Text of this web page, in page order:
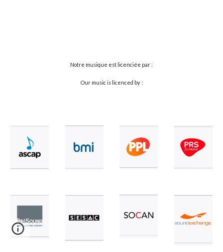
Notre musique est licenciée par :
Our music is licenced by :